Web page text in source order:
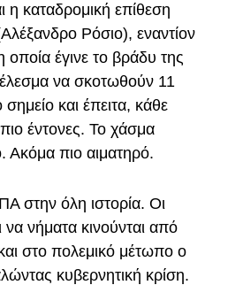
η καταδρομική επίθεση
Ρόσιο), εναντίον
έγινε το βράδυ της
να σκοτωθούν 11
και έπειτα, κάθε
έντονες. Το χάσμα
Ακόμα πιο αιματηρό.
στην όλη ιστορία. Οι
νήματα κινούνται από
στο πολεμικό μέτωπο ο
κυβερνητική κρίση.